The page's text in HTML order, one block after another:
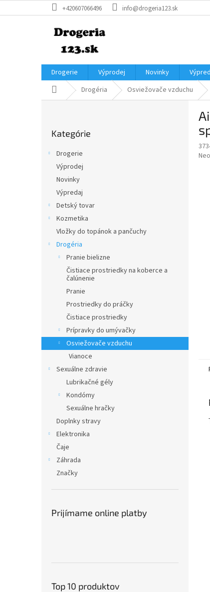
na
+420607066496 info@drogeria123.sk
Drogerie Výprodej Novinky
DomovDrogéria Osviežovače vzduchu
kategórie
Kategórie
Drogerie
Výprodej
Novinky
Výpredaj
Detský tovar
Kozmetika
Vložky do topánok a pančuchy
Drogéria
Pranie bielizne
Čistiace prostriedky na koberce a
čalúnenie
Pranie
Prostriedky do práčky
Čistiace prostriedky
Prípravky do umývačky
Osviežovače vzduchu
Vianoce
Sexuálne zdravie
Lubrikačné gély
Kondómy
Sexuálne hračky
Doplnky stravy
Elektronika
Čaje
Záhrada
Značky
Prijímame online platby
Top 10 produktov